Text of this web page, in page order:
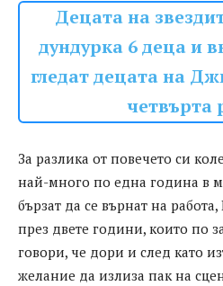
Децата на
дундурка 6 деца и
гледат децата на
четвърта
За разлика от повечето си
най-много по една година в
бързат да се върнат на
през двете години, които по
говори, че дори и след като
желание да излиза пак на